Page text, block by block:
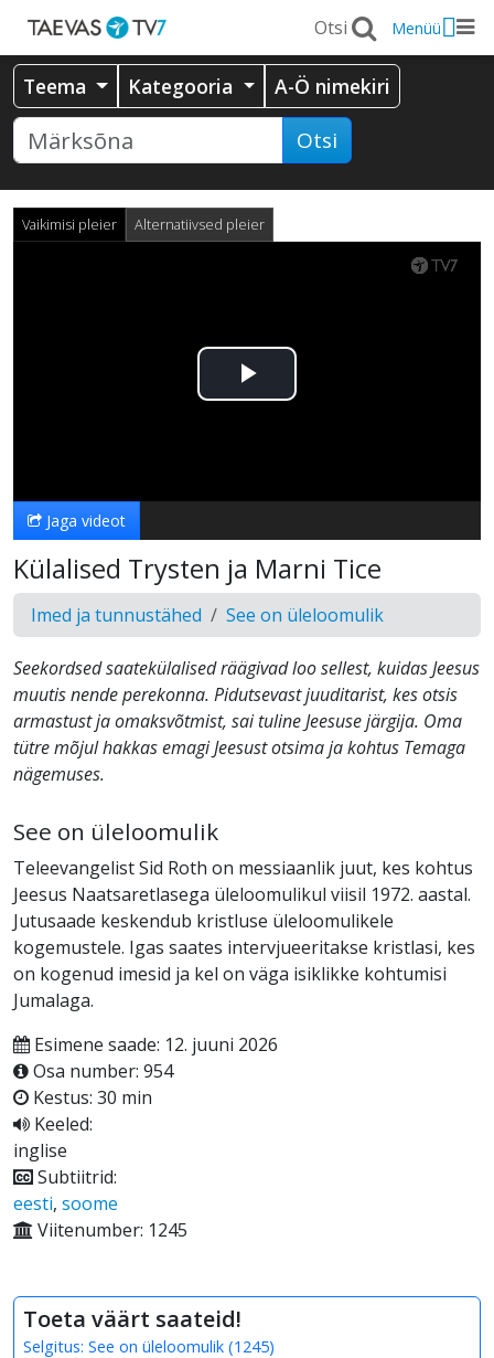
Menüü
Teema Kategooria A-Ö nimekiri
Otsi
Vaikimisi pleier Alternatiivsed pleier
Esita
Jaga videot
Külalised Trysten ja Marni Tice
Imed ja tunnustähed See on üleloomulik
Seekordsed saatekülalised räägivad loo sellest, kuidas Jeesus
muutis nende perekonna. Pidutsevast juuditarist, kes otsis
armastust ja omaksvõtmist, sai tuline Jeesuse järgija. Oma
tütre mõjul hakkas emagi Jeesust otsima ja kohtus Temaga
nägemuses.
See on üleloomulik
Teleevangelist Sid Roth on messiaanlik juut, kes kohtus
Jeesus Naatsaretlasega üleloomulikul viisil 1972. aastal.
Jutusaade keskendub kristluse üleloomulikele
kogemustele. Igas saates intervjueeritakse kristlasi, kes
on kogenud imesid ja kel on väga isiklikke kohtumisi
Jumalaga.
Esimene saade: 12. juuni 2026
Osa number: 954
Kestus: 30 min
Keeled:
inglise
Subtiitrid:
eesti, soome
Viitenumber: 1245
Toeta väärt saateid!
Selgitus: See on üleloomulik (1245)